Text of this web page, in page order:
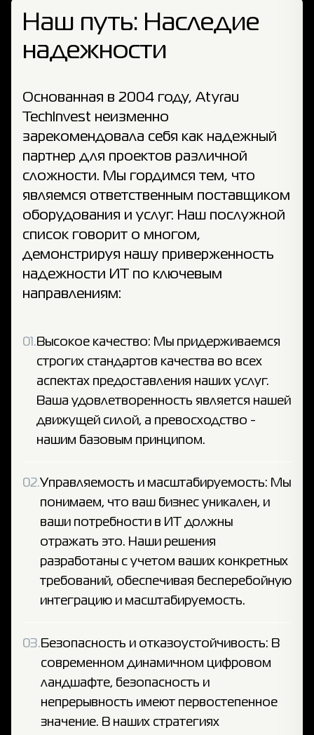
Наш путь: Наследие
надежности
Основанная в 2004 году, Atyrau
TechInvest неизменно
зарекомендовала себя как надежный
партнер для проектов различной
сложности. Мы гордимся тем, что
являемся ответственным поставщиком
оборудования и услуг. Наш послужной
список говорит о многом,
демонстрируя нашу приверженность
надежности ИТ по ключевым
направлениям:
01.Высокое качество: Мы придерживаемся
строгих стандартов качества во всех
аспектах предоставления наших услуг.
Ваша удовлетворенность является нашей
движущей силой, а превосходство -
нашим базовым принципом.
02.Управляемость и масштабируемость: Мы
понимаем, что ваш бизнес уникален, и
ваши потребности в ИТ должны
отражать это. Наши решения
разработаны с учетом ваших конкретных
требований, обеспечивая бесперебойную
интеграцию и масштабируемость.
03.Безопасность и отказоустойчивость: В
современном динамичном цифровом
ландшафте, безопасность и
непрерывность имеют первостепенное
значение. В наших стратегиях